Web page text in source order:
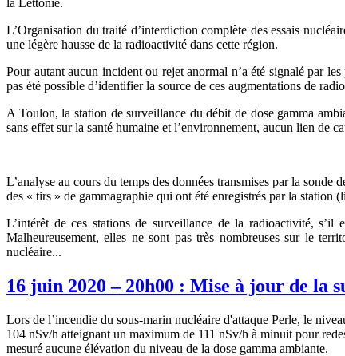
L’Organisation du traité d’interdiction complète des essais
une légère hausse de la radioactivité dans cette région.
Pour autant aucun incident ou rejet anormal n’a été signalé par
pas été possible d’identifier la source de ces augmentations de
A Toulon, la station de surveillance du débit de dose gamma
sans effet sur la santé humaine et l’environnement, aucun lien de
L’analyse au cours du temps des données transmises par la
des « tirs » de gammagraphie qui ont été enregistrés par la station
L’intérêt de ces stations de surveillance de la radioactivité,
Malheureusement, elles ne sont pas très nombreuses sur le
nucléaire...
16 juin 2020 – 20h00 : Mise à jour de la
Lors de l’incendie du sous-marin nucléaire d'attaque Perle, le
104 nSv/h atteignant un maximum de 111 nSv/h à minuit pour
mesuré aucune élévation du niveau de la dose gamma ambiante.